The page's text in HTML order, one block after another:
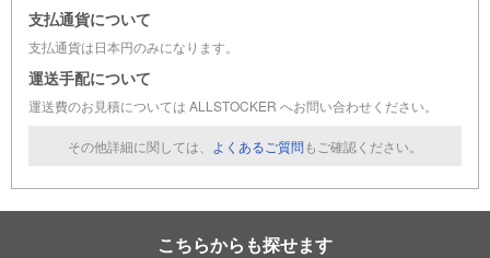
支払通貨について
支払通貨は日本円のみになります。
運送手配について
運送費のお見積については ALLSTOCKER へお問い合わせください。
その他詳細に関しては、 よくあるご質問もご確認ください。
こちらからも探せます